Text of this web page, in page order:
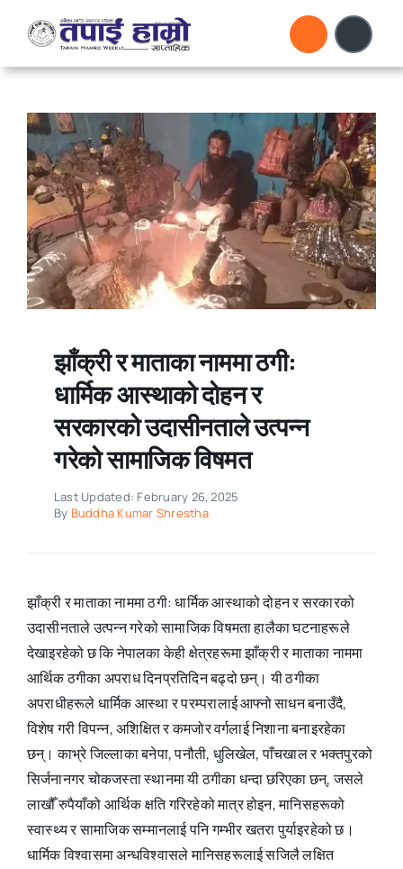
content
झाँक्री र माताका नाममा ठगी:
धार्मिक आस्थाको दोहन र
सरकारको उदासीनताले उत्पन्न
गरेको सामाजिक विषमत
Last Updated: February 26, 2025
By Buddha Kumar Shrestha
झाँक्री र माताका नाममा ठगी: धार्मिक आस्थाको दोहन र सरकारको
उदासीनताले उत्पन्न गरेको सामाजिक विषमता हालैका घटनाहरूले
देखाइरहेको छ कि नेपालका केही क्षेत्रहरूमा झाँक्री र माताका नाममा
आर्थिक ठगीका अपराध दिनप्रतिदिन बढ्दो छन्। यी ठगीका
अपराधीहरूले धार्मिक आस्था र परम्परालाई आफ्नो साधन बनाउँदै,
विशेष गरी विपन्न, अशिक्षित र कमजोर वर्गलाई निशाना बनाइरहेका
छन्। काभ्रे जिल्लाका बनेपा, पनौती, धुलिखेल, पाँचखाल र भक्तपुरको
सिर्जनानगर चोकजस्ता स्थानमा यी ठगीका धन्दा छरिएका छन्, जसले
लाखौँ रुपैयाँको आर्थिक क्षति गरिरहेको मात्र होइन, मानिसहरूको
स्वास्थ्य र सामाजिक सम्मानलाई पनि गम्भीर खतरा पुर्याइरहेको छ।
धार्मिक विश्वासमा अन्धविश्वासले मानिसहरूलाई सजिलै लक्षित